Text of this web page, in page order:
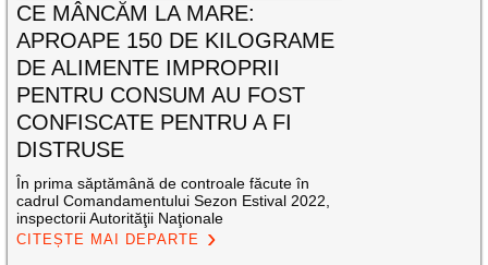
CE MÂNCĂM LA MARE:
APROAPE 150 DE KILOGRAME
DE ALIMENTE IMPROPRII
PENTRU CONSUM AU FOST
CONFISCATE PENTRU A FI
DISTRUSE
În prima săptămână de controale făcute în
cadrul Comandamentului Sezon Estival 2022,
inspectorii Autorităţii Naţionale
CITEȘTE MAI DEPARTE